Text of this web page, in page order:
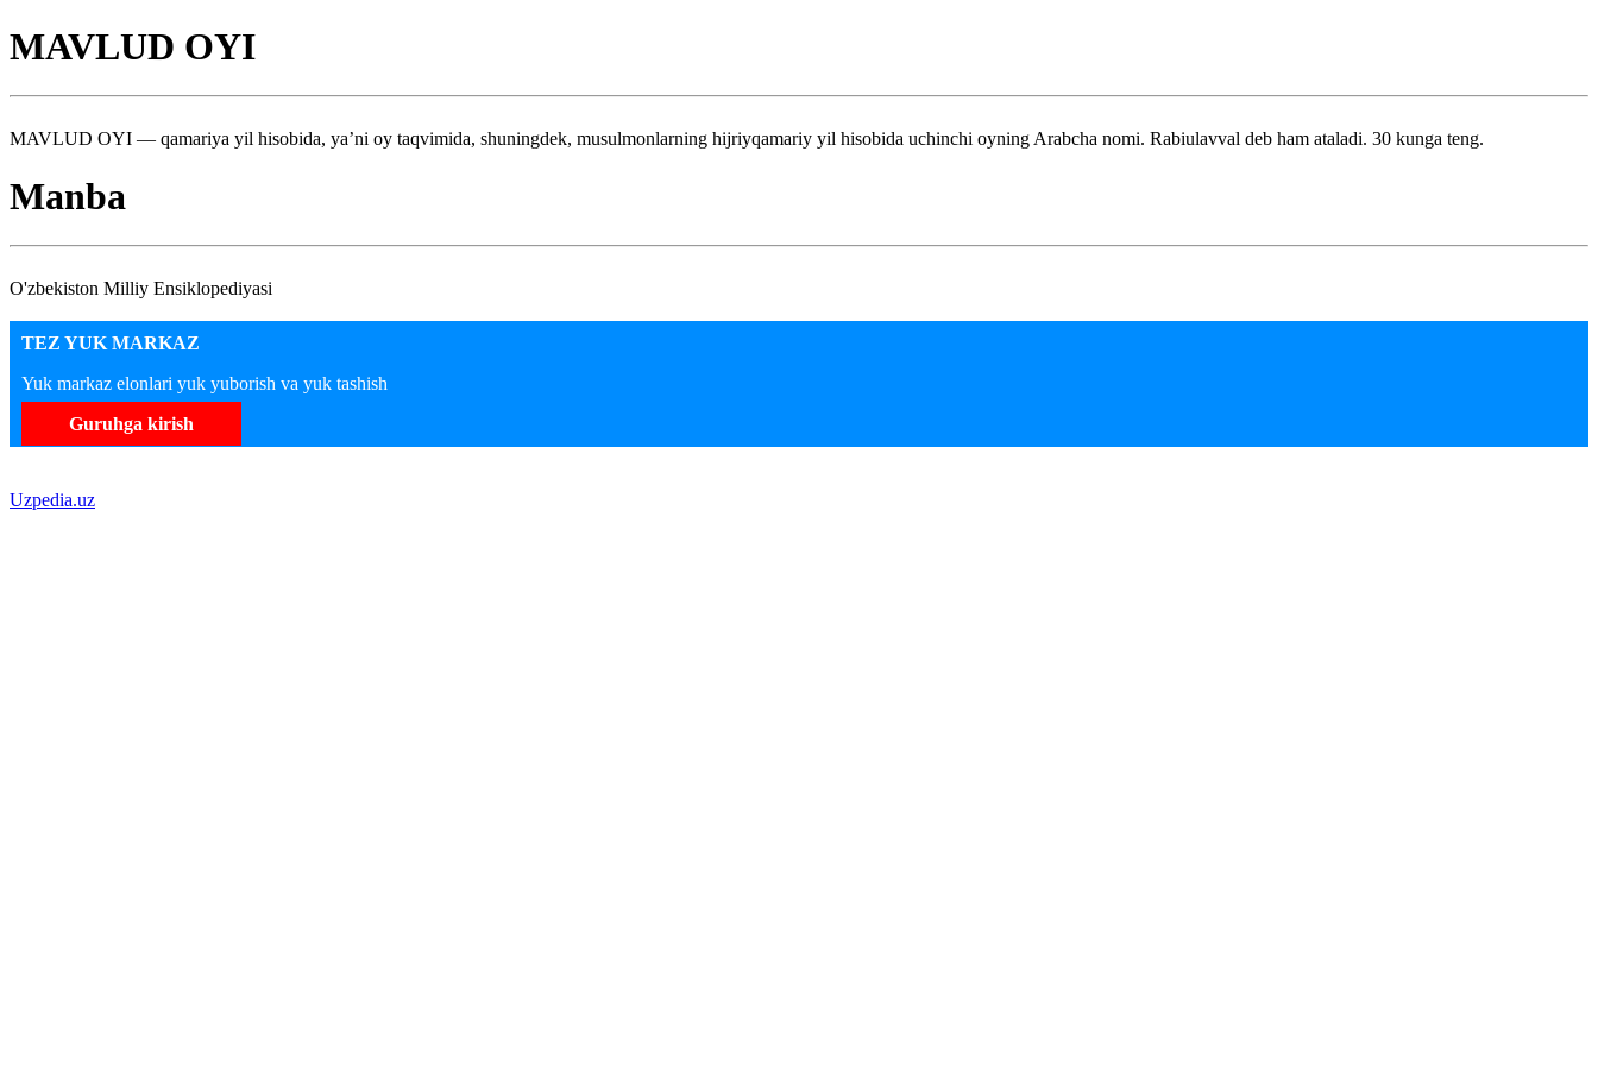
MAVLUD OYI
MAVLUD OYI — qamariya yil hisobida, ya’ni oy taqvimida, shuningdek, musulmonlarning hijriyqamariy yil hisobida uchinchi oyning Arabcha nomi. Rabiulavval deb ham ataladi. 30 kunga teng.
Manba
O'zbekiston Milliy Ensiklopediyasi
TEZ YUK MARKAZ
Yuk markaz elonlari yuk yuborish va yuk tashish
Guruhga kirish
Uzpedia.uz